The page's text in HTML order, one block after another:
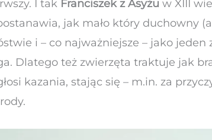
I tak Franciszek z Asyżu w XIII
jak mało który duchowny
i – co najważniejsze – jako jeden
Dlatego też zwierzęta traktuje jak
kazania, stając się – m.in. za